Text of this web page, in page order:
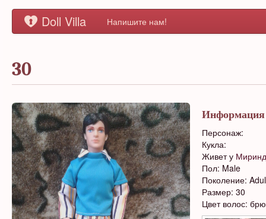
Doll Villa Напишите нам!
30
Информация
Персонаж:
Кукла:
Живет у
Пол: Male
Поколение:
Размер: 30
Цвет волос: